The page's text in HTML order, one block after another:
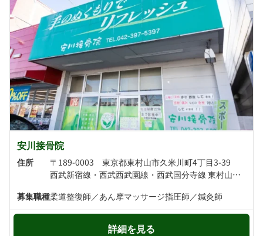
安川接骨院
住所
〒189-0003 東京都東村山市久米川町4丁目3-39
西武新宿線・西武西武園線・西武国分寺線 東村山駅より徒歩8分 西武新宿線 久米川駅より徒歩15分
募集職種柔道整復師／あん摩マッサージ指圧師／鍼灸師
詳細を見る